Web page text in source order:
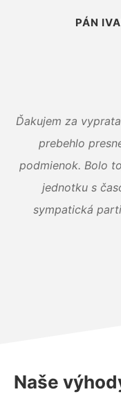
PÁN
Ďakujem za
prebehlo
podmienok. Bolo
jednotku s
sympatická
Naše